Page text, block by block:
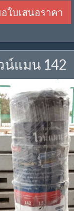
ใบเสนอราคา
น์แมน 142